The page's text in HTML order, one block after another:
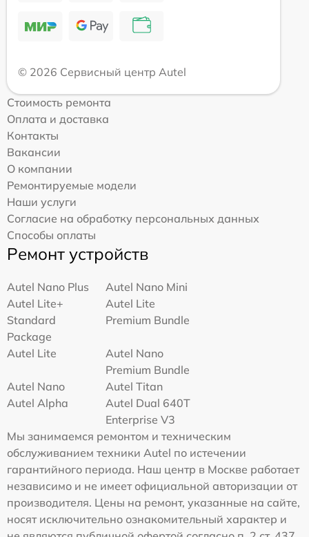
© 2026 Сервисный центр Autel
Стоимость ремонта
Оплата и доставка
Контакты
Вакансии
О компании
Ремонтируемые модели
Наши услуги
Согласие на обработку персональных данных
Способы оплаты
Ремонт устройств
Autel Nano Plus
Autel Nano Mini
Autel Lite+
Standard
Package
Autel Lite
Premium Bundle
Autel Lite
Autel Nano
Premium Bundle
Autel Nano
Autel Titan
Autel Alpha
Autel Dual 640T
Enterprise V3
Мы занимаемся ремонтом и техническим
обслуживанием техники Autel по истечении
гарантийного периода. Наш центр в Москве работает
независимо и не имеет официальной авторизации от
производителя. Цены на ремонт, указанные на сайте,
носят исключительно ознакомительный характер и